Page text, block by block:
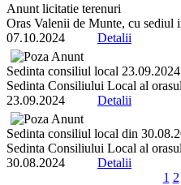
Anunt licitatie terenuri
Oras Valenii de Munte, cu sediul
07.10.2024 Detalii
Sedinta consiliul local 23.09.2024
Sedinta Consiliului Local al
23.09.2024 Detalii
Sedinta consiliul local din
Sedinta Consiliului Local al
30.08.2024 Detalii
1 2